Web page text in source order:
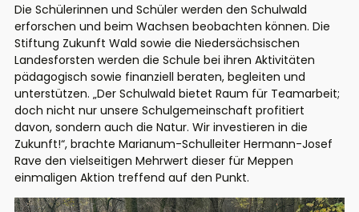
Die Schülerinnen und Schüler werden den Schulwald
erforschen und beim Wachsen beobachten können. Die
Stiftung Zukunft Wald sowie die Niedersächsischen
Landesforsten werden die Schule bei ihren Aktivitäten
pädagogisch sowie finanziell beraten, begleiten und
unterstützen. „Der Schulwald bietet Raum für Teamarbeit;
doch nicht nur unsere Schulgemeinschaft profitiert
davon, sondern auch die Natur. Wir investieren in die
Zukunft!“, brachte Marianum-Schulleiter Hermann-Josef
Rave den vielseitigen Mehrwert dieser für Meppen
einmaligen Aktion treffend auf den Punkt.